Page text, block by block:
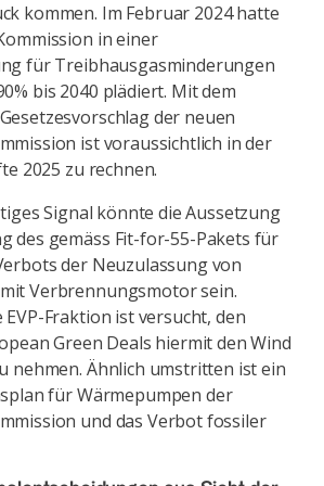
kommen. Im Februar 2024 hatte
in einer
für Treibhausgasminderungen
bis 2040 plädiert. Mit dem
der neuen
ist voraussichtlich in der
2025 zu rechnen.
Signal könnte die Aussetzung
des gemäss Fit-for-55-Pakets für
der Neuzulassung von
Verbrennungsmotor sein.
Fraktion ist versucht, den
Green Deals hiermit den Wind
nehmen. Ähnlich umstritten ist ein
für Wärmepumpen der
und das Verbot fossiler